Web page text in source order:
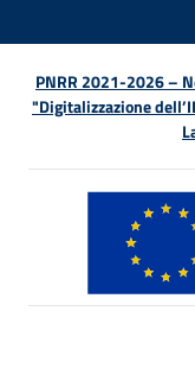
PNRR 2021-2026 –
"Digitalizzazione